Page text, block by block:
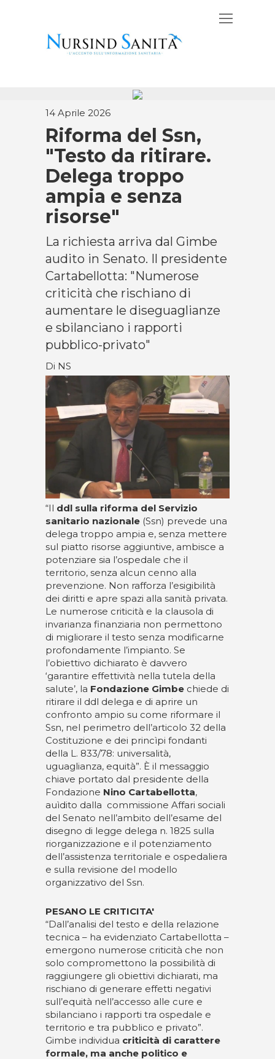
14 Aprile 2026
Riforma del Ssn,
"Testo da ritirare.
Delega troppo
ampia e senza
risorse"
La richiesta arriva dal Gimbe
audito in Senato. Il presidente
Cartabellotta: "Numerose
criticità che rischiano di
aumentare le diseguaglianze
e sbilanciano i rapporti
pubblico-privato"
Di NS
“Il ddl sulla riforma del Servizio
sanitario nazionale (Ssn) prevede una
delega troppo ampia e, senza mettere
sul piatto risorse aggiuntive, ambisce a
potenziare sia l’ospedale che il
territorio, senza alcun cenno alla
prevenzione. Non rafforza l’esigibilità
dei diritti e apre spazi alla sanità privata.
Le numerose criticità e la clausola di
invarianza finanziaria non permettono
di migliorare il testo senza modificarne
profondamente l’impianto. Se
l’obiettivo dichiarato è davvero
‘garantire effettività nella tutela della
salute’, la Fondazione Gimbe chiede di
ritirare il ddl delega e di aprire un
confronto ampio su come riformare il
Ssn, nel perimetro dell’articolo 32 della
Costituzione e dei princìpi fondanti
della L. 833/78: universalità,
uguaglianza, equità”. È il messaggio
chiave portato dal presidente della
Fondazione Nino Cartabellotta,
auìdito dalla commissione Affari sociali
del Senato nell’ambito dell’esame del
disegno di legge delega n. 1825 sulla
riorganizzazione e il potenziamento
dell’assistenza territoriale e ospedaliera
e sulla revisione del modello
organizzativo del Ssn.
PESANO LE CRITICITA'
“Dall’analisi del testo e della relazione
tecnica – ha evidenziato Cartabellotta –
emergono numerose criticità che non
solo compromettono la possibilità di
raggiungere gli obiettivi dichiarati, ma
rischiano di generare effetti negativi
sull’equità nell’accesso alle cure e
sbilanciano i rapporti tra ospedale e
territorio e tra pubblico e privato”.
Gimbe individua criticità di carattere
formale, ma anche politico e